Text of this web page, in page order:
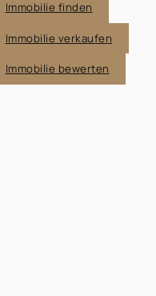
Immobilie finden
Immobilie verkaufen
Immobilie bewerten